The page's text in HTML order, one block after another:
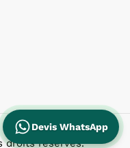
droits réservés.
Devis WhatsApp